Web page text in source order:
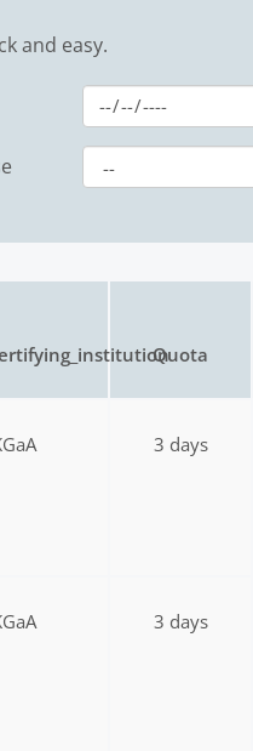
and easy.
Quota
3 days
3 days